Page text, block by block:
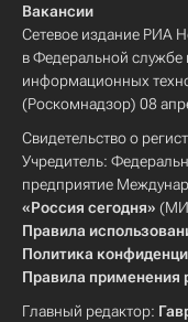
Вакансии
Сетевое издание РИА
в Федеральной службе
информационных
(Роскомнадзор) 08
Свидетельство о
Учредитель:
предприятие
«Россия сегодня»
Правила
Политика
Правила применения
Главный редактор: